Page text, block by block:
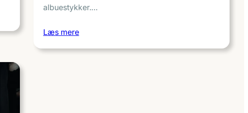
albuestykker.…
Læs mere